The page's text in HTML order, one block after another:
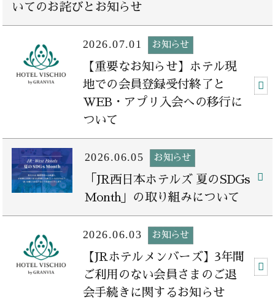
いてのお詫びとお知らせ
2026.07.01 お知らせ
【重要なお知らせ】ホテル現
地での会員登録受付終了と
WEB・アプリ入会への移行に
ついて
2026.06.05 お知らせ
「JR西日本ホテルズ 夏のSDGs
Month」の取り組みについて
2026.06.03 お知らせ
【JRホテルメンバーズ】3年間
ご利用のない会員さまのご退
会手続きに関するお知らせ